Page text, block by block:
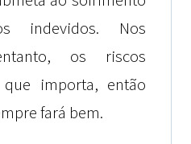
indevidos. Nos
os riscos
importa, então
fará bem.